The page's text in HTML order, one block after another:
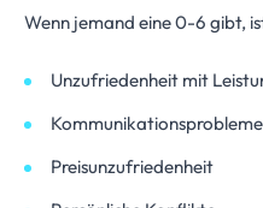
Wenn jemand eine 0-6 gibt,
Unzufriedenheit mit
Kommunikationsprobleme
Preisunzufriedenheit